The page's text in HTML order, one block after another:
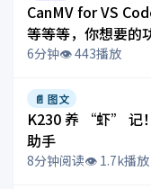
CanMV for VS
等等等，你想要的
6分钟👁️ 443播放
📄 图文
K230 养 “虾” 记
助手
8分钟阅读👁️ 1.7k播放